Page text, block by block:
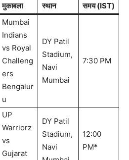
मुकाबला स्थान समय (IST)
Mumbai
Indians
vs Royal
Challeng
ers
Bengalur
u
DY Patil
Stadium,
Navi
Mumbai
7:30 PM
UP
Warriorz
vs
Gujarat
DY Patil
Stadium,
Navi
12:00
PM*